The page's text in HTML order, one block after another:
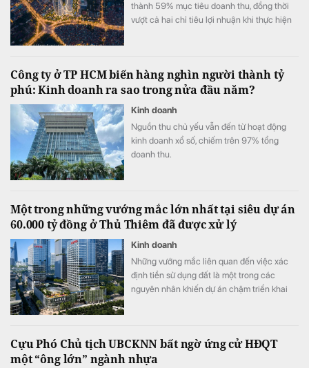
thành 59% mục tiêu doanh thu, đồng thời
vượt cả hai chỉ tiêu lợi nhuận khi thực hiện
Công ty ở TP HCM biến hàng nghìn người thành tỷ
phú: Kinh doanh ra sao trong nửa đầu năm?
Kinh doanh
Nguồn thu chủ yếu vẫn đến từ hoạt động
kinh doanh xổ số, chiếm trên 97% tổng
doanh thu.
Một trong những vướng mắc lớn nhất tại siêu dự án
60.000 tỷ đồng ở Thủ Thiêm đã được xử lý
Kinh doanh
Những vướng mắc liên quan đến việc xác
định tiền sử dụng đất là một trong các
nguyên nhân khiến dự án chậm triển khai
Cựu Phó Chủ tịch UBCKNN bất ngờ ứng cử HĐQT
một “ông lớn” ngành nhựa